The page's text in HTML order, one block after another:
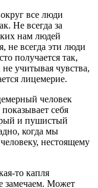
все люди
Не всегда за
нам людей
не всегда эти люди
получается так,
учитывая чувства,
лицемерие.
человек
себя
и пушистый
когда мы
нестоящему
то капля
замечаем. Может